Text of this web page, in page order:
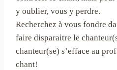
y oublier, vous y perdre.
Recherchez à vous fondre
faire disparaitre le
chanteur(se) s’efface au
chant!